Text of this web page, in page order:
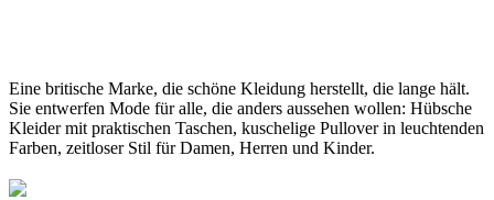
Eine britische Marke, die schöne Kleidung herstellt, die lange hält.
Sie entwerfen Mode für alle, die anders aussehen wollen: Hübsche
Kleider mit praktischen Taschen, kuschelige Pullover in leuchtenden
Farben, zeitloser Stil für Damen, Herren und Kinder.